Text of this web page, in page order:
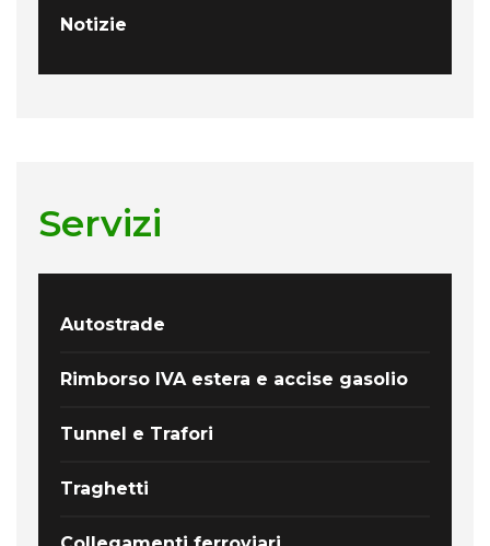
Notizie
Servizi
Autostrade
Rimborso IVA estera e accise gasolio
Tunnel e Trafori
Traghetti